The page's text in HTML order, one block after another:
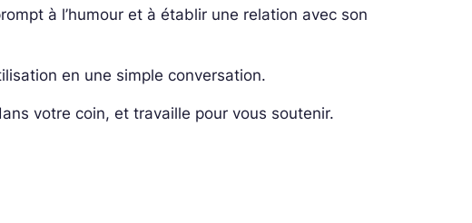
à l’humour et à établir une relation avec son
en une simple conversation.
votre coin, et travaille pour vous soutenir.